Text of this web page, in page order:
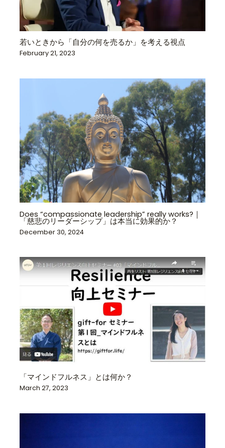
若いときから「自分の何を売るか」を考える視点
February 21, 2023
Does “compassionate leadership” really works?｜
「慈悲のリーダーシップ」は本当に効果的か？
December 30, 2024
「マインドフルネス」とは何か？
March 27, 2023